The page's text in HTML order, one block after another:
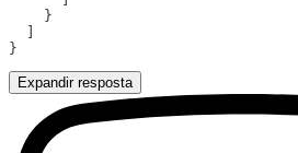
Expandir resposta